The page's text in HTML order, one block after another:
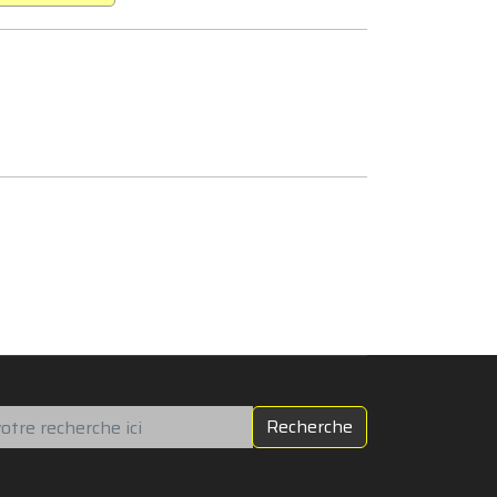
Recherche